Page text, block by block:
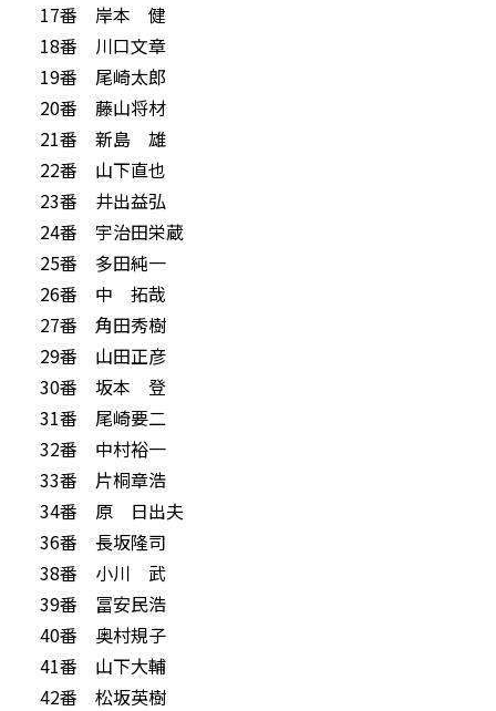
17番 岸本 健
18番 川口文章
19番 尾崎太郎
20番 藤山将材
21番 新島 雄
22番 山下直也
23番 井出益弘
24番 宇治田栄蔵
25番 多田純一
26番 中 拓哉
27番 角田秀樹
29番 山田正彦
30番 坂本 登
31番 尾崎要二
32番 中村裕一
33番 片桐章浩
34番 原 日出夫
36番 長坂隆司
38番 小川 武
39番 冨安民浩
40番 奥村規子
41番 山下大輔
42番 松坂英樹